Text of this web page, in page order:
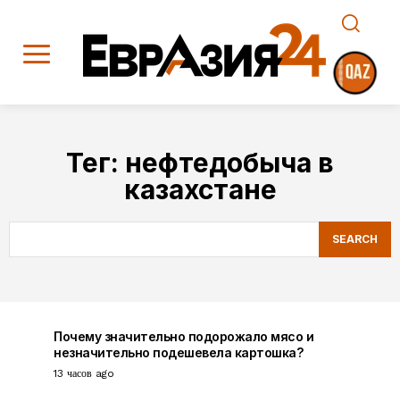
Тег: нефтедобыча в
казахстане
SEARCH
Почему значительно подорожало мясо и
незначительно подешевела картошка?
13 часов ago